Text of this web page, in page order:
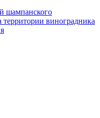
шампанского
виноградника